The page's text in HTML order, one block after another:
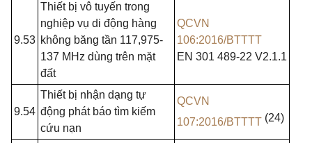
9.53
Thiết bị vô tuyến trong
nghiệp vụ di động hàng
không băng tần 117,975-
137 MHz dùng trên mặt
đất
QCVN
106:2016/BTTTT
EN 301 489-22 V2.1.1
9.54
Thiết bị nhận dạng tự
động phát báo tìm kiếm
cứu nạn
QCVN
107:2016/BTTTT (24)